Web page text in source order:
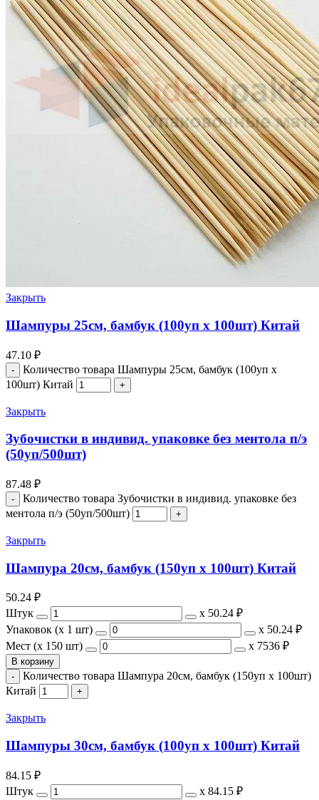
Закрыть
Шампуры 25см, бамбук (100уп х 100шт) Китай
47.10 ₽
Количество товара Шампуры 25см, бамбук (100уп х
100шт) Китай
Закрыть
Зубочистки в индивид. упаковке без ментола п/э
(50уп/500шт)
87.48 ₽
Количество товара Зубочистки в индивид. упаковке без
ментола п/э (50уп/500шт)
Закрыть
Шампура 20см, бамбук (150уп х 100шт) Китай
50.24 ₽
Штук
х 50.24 ₽
Упаковок (x 1 шт)
х 50.24 ₽
Мест (x 150 шт)
х 7536 ₽
В корзину
Количество товара Шампура 20см, бамбук (150уп х 100шт)
Китай
Закрыть
Шампуры 30см, бамбук (100уп х 100шт) Китай
84.15 ₽
Штук
х 84.15 ₽